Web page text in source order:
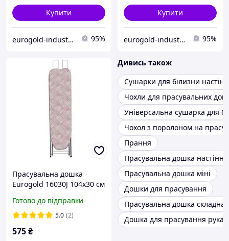
Купити
eurogold-industries 95%
Купити
eurogold-industries 95%
Прасувальна дошка
Eurogold 16030J 104х30 см
Готово до відправки
5.0 (2)
575₴
Дивись також
Сушарки для білизни
Чохли для прасувальних
Універсальна сушарка для
Чохол з поролоном на
Прання
Прасувальна дошка настінна
Прасувальна дошка міні
Дошки для прасування
Прасувальна дошка складна
Дошка для прасування